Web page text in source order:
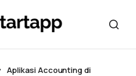
Aplikasi Accounting di